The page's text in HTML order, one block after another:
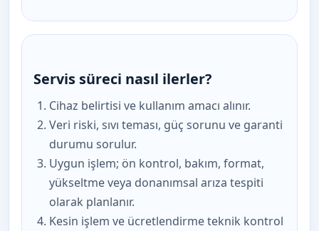
Servis süreci nasıl ilerler?
Cihaz belirtisi ve kullanım amacı alınır.
Veri riski, sıvı teması, güç sorunu ve garanti
durumu sorulur.
Uygun işlem; ön kontrol, bakım, format,
yükseltme veya donanımsal arıza tespiti
olarak planlanır.
Kesin işlem ve ücretlendirme teknik kontrol